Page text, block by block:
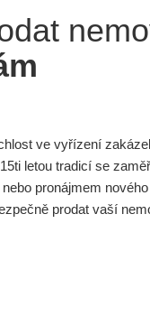
ve vyřízení
letou tradicí se
pronájmem
prodat vaší